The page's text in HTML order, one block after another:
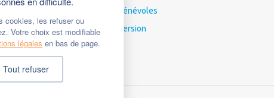
cookies, les refuser ou
Votre choix est modifiable
légales en bas de page.
Tout refuser
Espace bénévoles
English version